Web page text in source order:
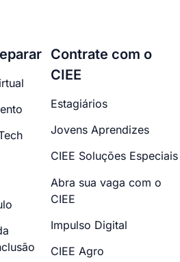
Contrate com o
CIEE
Estagiários
Jovens Aprendizes
CIEE Soluções Especiais
Abra sua vaga com o
CIEE
Impulso Digital
CIEE Agro